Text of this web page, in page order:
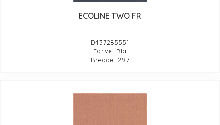
ECOLINE TWO FR
D437285551
Farve: Blå
Bredde: 297